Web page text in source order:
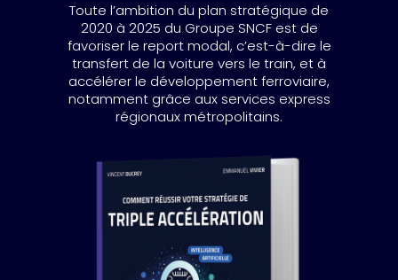
Toute l’ambition du plan stratégique de
2020 à 2025 du Groupe SNCF est de
favoriser le report modal, c’est-à-dire le
transfert de la voiture vers le train, et à
accélérer le développement ferroviaire,
notamment grâce aux services express
régionaux métropolitains.